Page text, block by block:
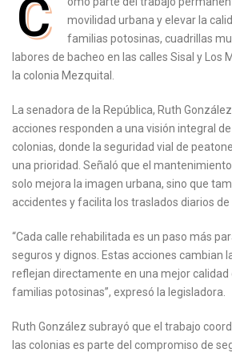
C
movilidad urbana y elevar la
familias potosinas, cuadrillas
labores de bacheo en las calles Sisal y Los
la colonia Mezquital.
La senadora de la República, Ruth
acciones responden a una visión integral
colonias, donde la seguridad vial de
una prioridad. Señaló que el
solo mejora la imagen urbana, sino que
accidentes y facilita los traslados diarios de
“Cada calle rehabilitada es un paso más
seguros y dignos. Estas acciones cambian
reflejan directamente en una mejor calidad
familias potosinas”, expresó la legisladora.
Ruth González subrayó que el trabajo
las colonias es parte del compromiso de